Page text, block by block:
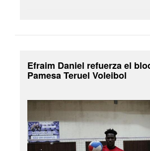
Efraim Daniel refuerza el
Pamesa Teruel Voleibol